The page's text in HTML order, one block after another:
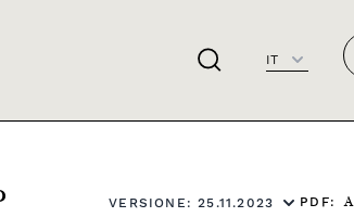
IT
VERSIONE: 25.11.2023 PDF: A